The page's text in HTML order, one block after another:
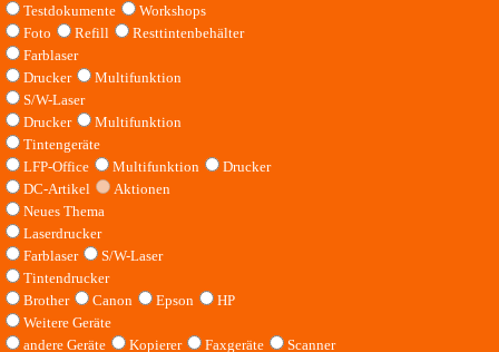
Testdokumente
Workshops
Foto
Refill
Resttintenbehälter
Farblaser
Drucker
Multifunktion
S/W-Laser
Drucker
Multifunktion
Tintengeräte
LFP-Office
Multifunktion
Drucker
DC-Artikel
Aktionen
Neues Thema
Laserdrucker
Farblaser
S/W-Laser
Tintendrucker
Brother
Canon Epson
HP
Weitere Geräte
andere Geräte
Kopierer Faxgeräte
Scanner